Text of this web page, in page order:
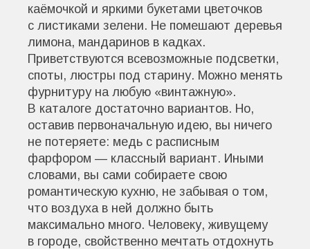
каёмочкой и яркими букетами цветочков
с листиками зелени. Не помешают деревья
лимона, мандаринов в кадках.
Приветствуются всевозможные подсветки,
споты, люстры под старину. Можно менять
фурнитуру на любую «винтажную».
В каталоге достаточно вариантов. Но,
оставив первоначальную идею, вы ничего
не потеряете: медь с расписным
фарфором — классный вариант. Иными
словами, вы сами собираете свою
романтическую кухню, не забывая о том,
что воздуха в ней должно быть
максимально много. Человеку, живущему
в городе, свойственно мечтать отдохнуть